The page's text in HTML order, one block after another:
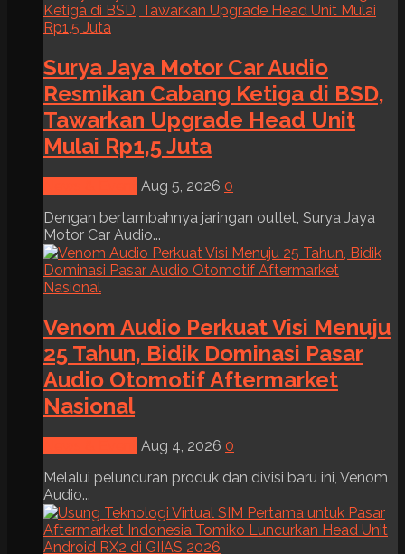
Surya Jaya Motor Car Audio
Resmikan Cabang Ketiga di BSD,
Tawarkan Upgrade Head Unit
Mulai Rp1,5 Juta
Aug 5, 2026 0
Dengan bertambahnya jaringan outlet, Surya Jaya
Motor Car Audio...
Venom Audio Perkuat Visi Menuju
25 Tahun, Bidik Dominasi Pasar
Audio Otomotif Aftermarket
Nasional
Aug 4, 2026 0
Melalui peluncuran produk dan divisi baru ini, Venom
Audio...